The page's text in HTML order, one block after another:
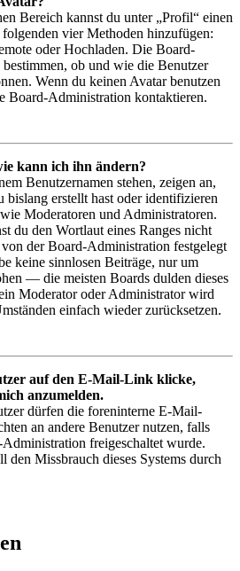
Bereich kannst du unter „Profil“ einen
vier Methoden hinzufügen:
oder Hochladen. Die Board-
ob und wie die Benutzer
Wenn du keinen Avatar benutzen
Board-Administration kontaktieren.
kann ich ihn ändern?
Benutzernamen stehen, zeigen an,
bislang erstellt hast oder identifizieren
Moderatoren und Administratoren.
du den Wortlaut eines Ranges nicht
der Board-Administration festgelegt
keine sinnlosen Beiträge, nur um
— die meisten Boards dulden dieses
Moderator oder Administrator wird
einfach wieder zurücksetzen.
auf den E-Mail-Link klicke,
anzumelden.
dürfen die foreninterne E-Mail-
an andere Benutzer nutzen, falls
freigeschaltet wurde.
den Missbrauch dieses Systems durch